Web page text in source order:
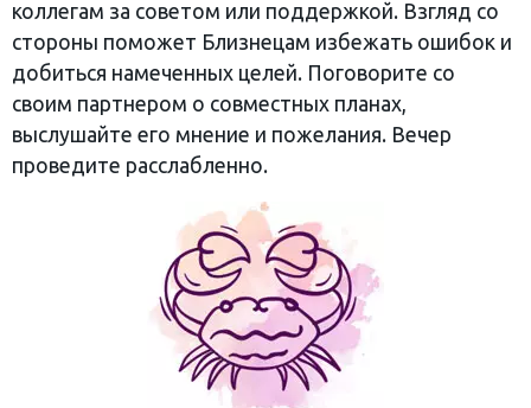
коллегам за советом или поддержкой. Взгляд со
стороны поможет Близнецам избежать ошибок и
добиться намеченных целей. Поговорите со
своим партнером о совместных планах,
выслушайте его мнение и пожелания. Вечер
проведите расслабленно.